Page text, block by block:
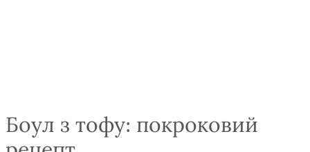
Боул з тофу: покроковий